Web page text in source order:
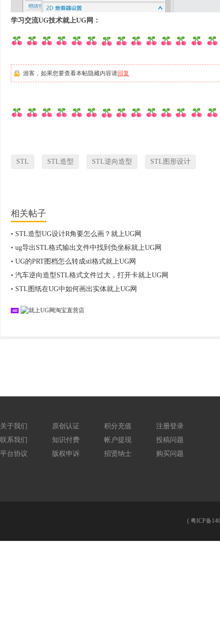
学习交流UG技术就上UG网：
游客，如果您要查看本帖隐藏内容请回复
STL STL造型 STL逆向造型 STL图形设计
相关帖子
• STL造型UG设计R角要怎么画？就上UG网
• ug导出STL格式输出文件中找到负坐标就上UG网
• UG的PRT图档怎么转成stl格式就上UG网
• 汽车逆向造型STL格式文件过大，打开卡就上UG网
• STL图纸在UG中如何画出实体就上UG网
关于我们
联系我们
平台协议
原创认证
知识付费
版权申诉
积分充值
帐户提现
招贤纳士
注册登录
投稿问题
购买问题
( 粤ICP备